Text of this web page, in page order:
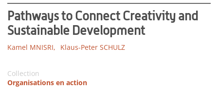
Pathways to Connect Creativity and
Sustainable Development
Kamel MNISRI, Klaus-Peter SCHULZ
Collection
Organisations en action